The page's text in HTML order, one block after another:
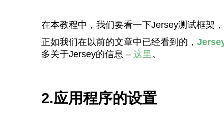
在本教程中，我们要看一下Jersey测试框架
正如我们在以前的文章中已经看到的，
多关于Jersey的信息 – 这里 。
2.应用程序的设置